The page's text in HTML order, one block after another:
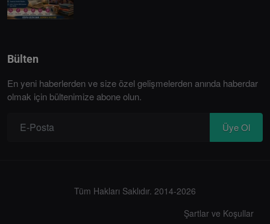
Bülten
En yeni haberlerden ve size özel gelişmelerden anında haberdar
olmak için bültenimize abone olun.
Üye Ol
Tüm Hakları Saklıdır. 2014-2026
Şartlar ve Koşullar